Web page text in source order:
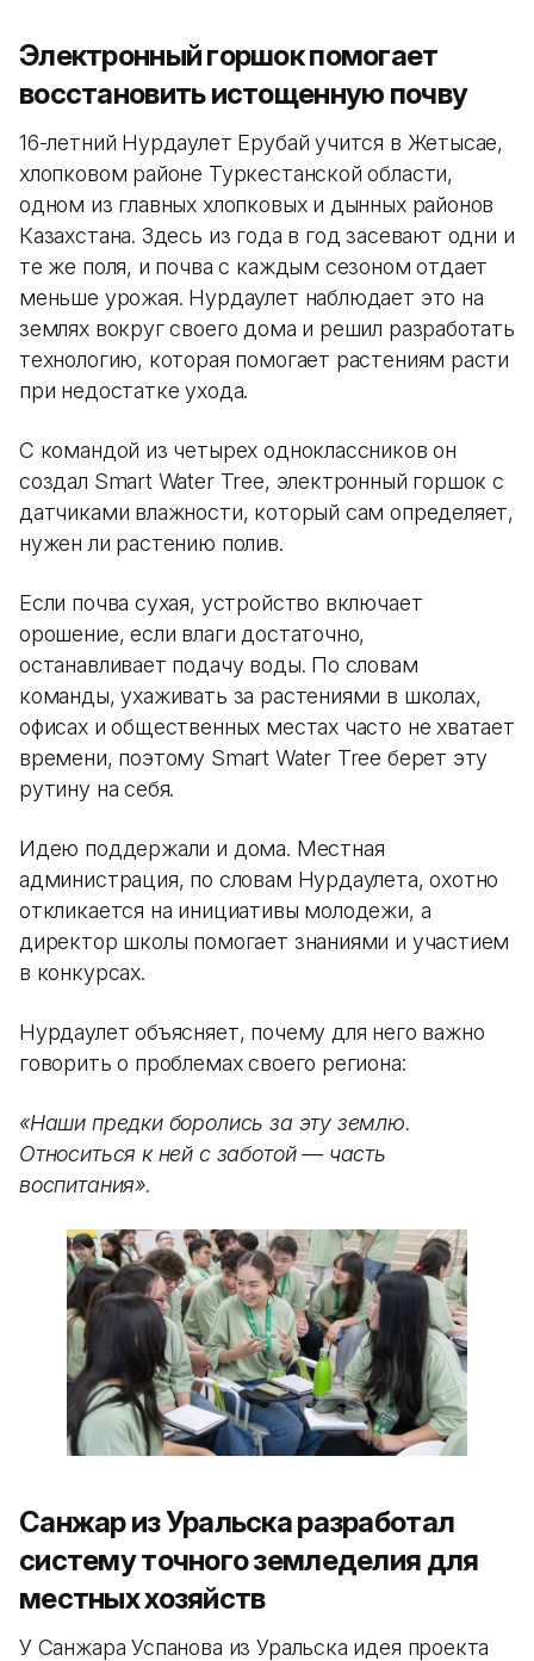
Электронный горшок помогает
восстановить истощенную почву
16-летний Нурдаулет Ерубай учится в Жетысае,
хлопковом районе Туркестанской области,
одном из главных хлопковых и дынных районов
Казахстана. Здесь из года в год засевают одни и
те же поля, и почва с каждым сезоном отдает
меньше урожая. Нурдаулет наблюдает это на
землях вокруг своего дома и решил разработать
технологию, которая помогает растениям расти
при недостатке ухода.
С командой из четырех одноклассников он
создал Smart Water Tree, электронный горшок с
датчиками влажности, который сам определяет,
нужен ли растению полив.
Если почва сухая, устройство включает
орошение, если влаги достаточно,
останавливает подачу воды. По словам
команды, ухаживать за растениями в школах,
офисах и общественных местах часто не хватает
времени, поэтому Smart Water Tree берет эту
рутину на себя.
Идею поддержали и дома. Местная
администрация, по словам Нурдаулета, охотно
откликается на инициативы молодежи, а
директор школы помогает знаниями и участием
в конкурсах.
Нурдаулет объясняет, почему для него важно
говорить о проблемах своего региона:
«Наши предки боролись за эту землю.
Относиться к ней с заботой — часть
воспитания».
Санжар из Уральска разработал
систему точного земледелия для
местных хозяйств
У Санжара Успанова из Уральска идея проекта